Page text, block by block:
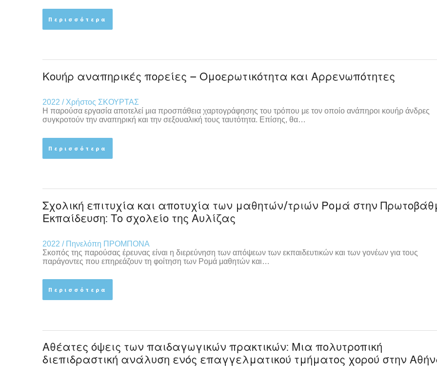
Περισσότερα
Κουήρ αναπηρικές πορείες – Ομοερωτικότητα και Αρρενωπότητες
2022 / Χρήστος ΣΚΟΥΡΤΑΣ
Η παρούσα εργασία αποτελεί μια προσπάθεια χαρτογράφησης του τρόπου με τον οποίο ανάπηροι κουήρ άνδρες
συγκροτούν την αναπηρική και την σεξουαλική τους ταυτότητα. Επίσης, θα…
Περισσότερα
Σχολική επιτυχία και αποτυχία των μαθητών/τριών Ρομά στην
Εκπαίδευση: Το σχολείο της Αυλίζας
2022 / Πηνελόπη ΠΡΟΜΠΟΝΑ
Σκοπός της παρούσας έρευνας είναι η διερεύνηση των απόψεων των εκπαιδευτικών και των γονέων για τους
παράγοντες που επηρεάζουν τη φοίτηση των Ρομά μαθητών και…
Περισσότερα
Αθέατες όψεις των παιδαγωγικών πρακτικών: Μια πολυτροπική
διεπιδραστική ανάλυση ενός επαγγελματικού τμήματος χορού στην